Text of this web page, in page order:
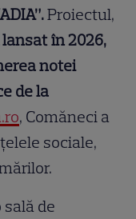
Proiectul,
lansat în 2026,
notei
de la
, Comăneci a
sociale,
de